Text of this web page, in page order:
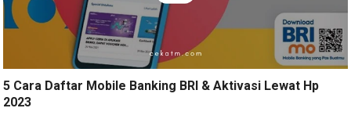
5 Cara Daftar Mobile Banking BRI & Aktivasi Lewat Hp
2023